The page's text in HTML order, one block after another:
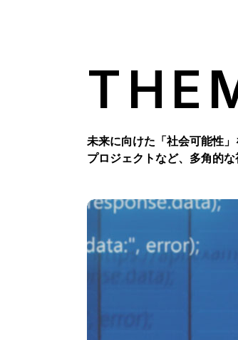
未来に向けた「社会可能性
プロジェクトなど、多角的